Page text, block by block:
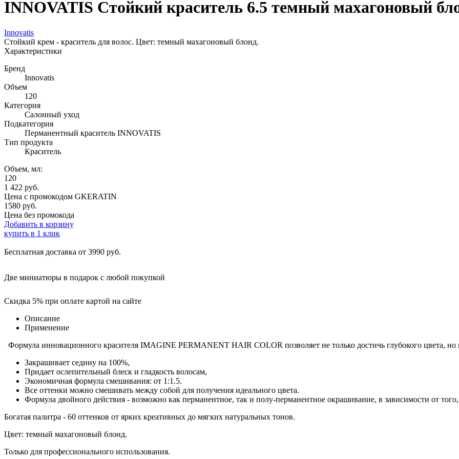
INNOVATIS Стойкий краситель 6.5 темный махагоновый
Innovatis
Стойкий крем - краситель для волос. Цвет: темный махагоновый блонд.
Характеристики
Бренд
Innovatis
Объем
120
Категория
Салонный уход
Подкатегория
Перманентный краситель INNOVATIS
Тип продукта
Краситель
Объем, мл:
120
1 422 руб.
Цена с промокодом GKERATIN
1580 руб.
Цена без промокода
Добавить в корзину
купить в 1 клик
Бесплатная доставка от 3990 руб.
Две миниатюры в подарок с любой покупкой
Скидка 5% при оплате картой на сайте
Описание
Применение
Формула инновационного красителя IMAGINE PERMANENT HAIR COLOR позволяет не только достичь глубокого цвета,
Закрашивает седину на 100%,
Придает ослепительный блеск и гладкость волосам,
Экономичная формула смешивания: от 1:1.5.
Все оттенки можно смешивать между собой для получения идеального цвета.
Формула двойного действия - возможно как перманентное, так и полу-перманентное окрашивание, в зависимости от
Богатая палитра - 60 оттенков от ярких креативных до мягких натуральных тонов.
Цвет: темный махагоновый блонд.
Только для профессионального использования.